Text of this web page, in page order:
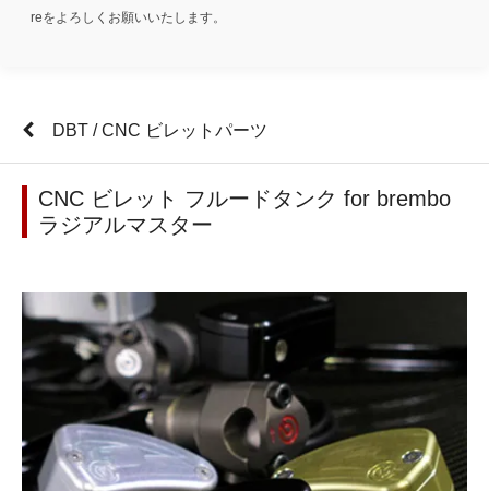
reをよろしくお願いいたします。
DBT / CNC ビレットパーツ
CNC ビレット フルードタンク for brembo
ラジアルマスター